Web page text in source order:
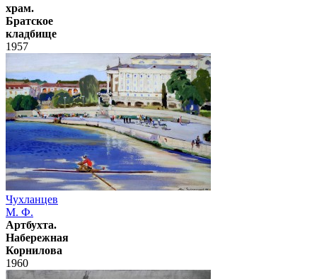
храм.
Братское
кладбище
1957
Чухланцев
М. Ф.
Артбухта.
Набережная
Корнилова
1960